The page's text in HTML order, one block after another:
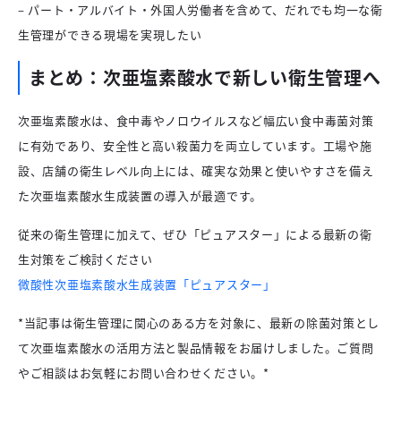
– パート・アルバイト・外国人労働者を含めて、だれでも均一な衛
生管理ができる現場を実現したい
まとめ：次亜塩素酸水で新しい衛生管理へ
次亜塩素酸水は、食中毒やノロウイルスなど幅広い食中毒菌対策
に有効であり、安全性と高い殺菌力を両立しています。工場や施
設、店舗の衛生レベル向上には、確実な効果と使いやすさを備え
た次亜塩素酸水生成装置の導入が最適です。
従来の衛生管理に加えて、ぜひ「ピュアスター」による最新の衛
生対策をご検討ください
微酸性次亜塩素酸水生成装置「ピュアスター」
*当記事は衛生管理に関心のある方を対象に、最新の除菌対策とし
て次亜塩素酸水の活用方法と製品情報をお届けしました。ご質問
やご相談はお気軽にお問い合わせください。*